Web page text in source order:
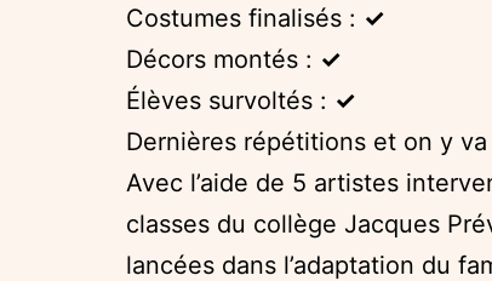
Costumes finalisés : ✓
Décors montés : ✓
Élèves survoltés : ✓
Dernières répétitions et on y va
Avec l’aide de 5 artistes
classes du collège Jacques
lancées dans l’adaptation du